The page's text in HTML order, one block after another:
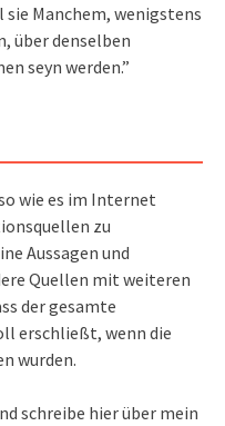
Manchem, wenigstens
über denselben
seyn werden.”
wie es im Internet
zu
Aussagen und
Quellen mit weiteren
der gesamte
erschließt, wenn die
wurden.
schreibe hier über mein